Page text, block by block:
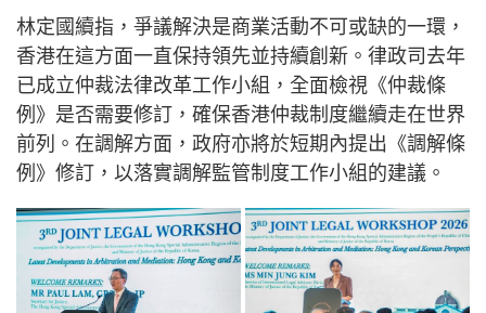
林定國續指，爭議解決是商業活動不可或缺的一環，
香港在這方面一直保持領先並持續創新。律政司去年
已成立仲裁法律改革工作小組，全面檢視《仲裁條
例》是否需要修訂，確保香港仲裁制度繼續走在世界
前列。在調解方面，政府亦將於短期內提出《調解條
例》修訂，以落實調解監管制度工作小組的建議。